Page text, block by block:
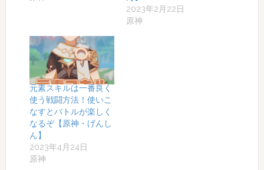
2023年2月22日
原神
元素スキルは一番良く
使う戦闘方法！使いこ
なすとバトルが楽しく
なるぞ【原神・げんし
ん】
2023年4月24日
原神